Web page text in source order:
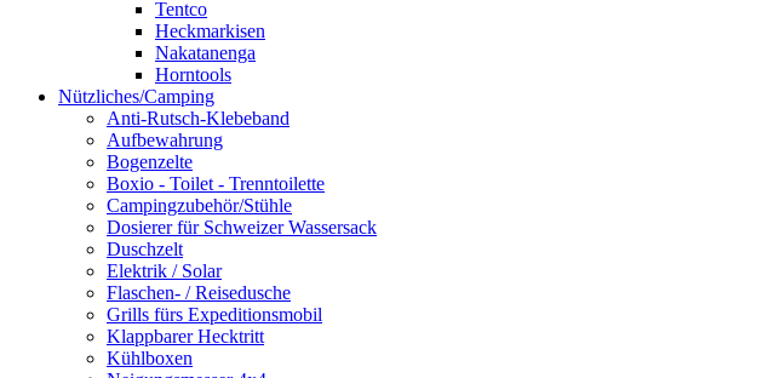
Tentco
Heckmarkisen
Nakatanenga
Horntools
Nützliches/Camping
Anti-Rutsch-Klebeband
Aufbewahrung
Bogenzelte
Boxio - Toilet - Trenntoilette
Campingzubehör/Stühle
Dosierer für Schweizer Wassersack
Duschzelt
Elektrik / Solar
Flaschen- / Reisedusche
Grills fürs Expeditionsmobil
Klappbarer Hecktritt
Kühlboxen